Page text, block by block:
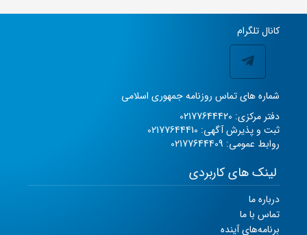
کانال تلگرام
شماره های تماس روزنامه جمهوری اسلامی
دفتر مرکزی: 02177644420
ثبت و پذیرش آگهی: 02177644410
روابط عمومی: 02177644409
لینک های کاربردی
درباره ما
تماس با ما
برنامه‌های آینده